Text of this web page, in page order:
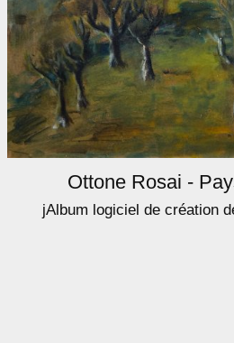
Ottone Rosai -
jAlbum logiciel de création